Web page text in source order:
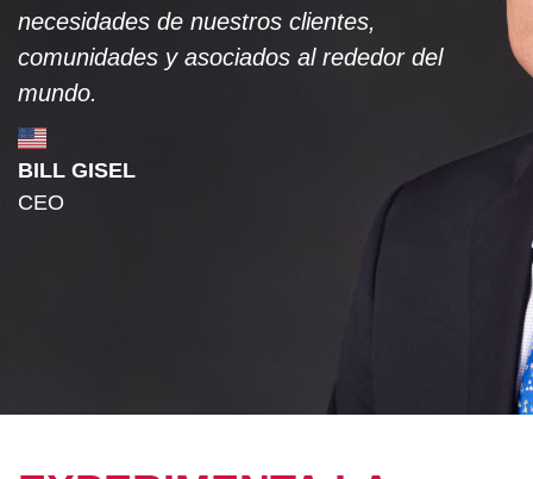
necesidades de nuestros clientes,
comunidades y asociados al rededor del
mundo.
BILL GISEL
CEO